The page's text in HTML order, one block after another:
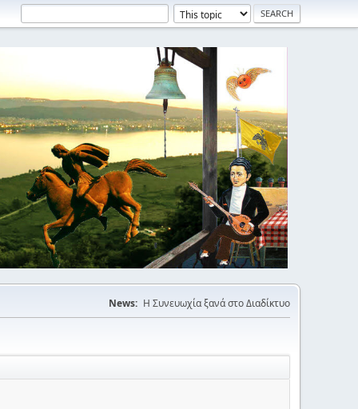
News: Η Συνευωχία ξανά στο Διαδίκτυο